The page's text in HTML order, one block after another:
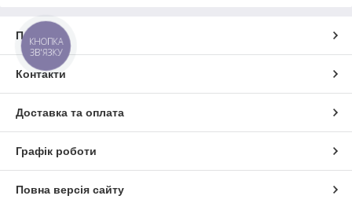
Про нас
Контакти
Доставка та оплата
Графік роботи
Повна версія сайту
КНОПКА
ЗВ'ЯЗКУ